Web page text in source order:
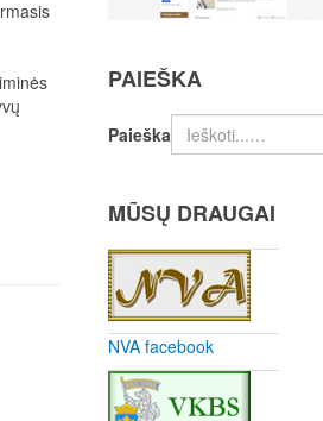
PAIEŠKA
Paieška
MŪSŲ DRAUGAI
NVA facebook